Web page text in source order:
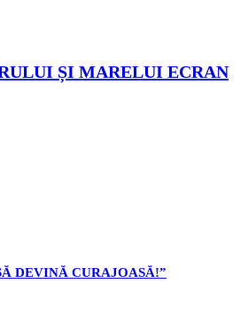
ȘI MARELUI ECRAN
DEVINĂ CURAJOASĂ!”